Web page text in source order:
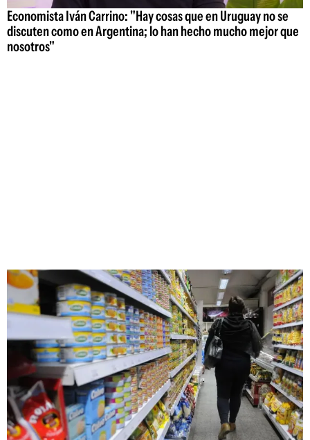
Economista Iván Carrino: "Hay cosas que en Uruguay no se
discuten como en Argentina; lo han hecho mucho mejor que
nosotros"